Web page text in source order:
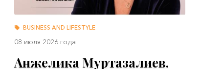
BUSINESS AND LIFESTYLE
08 июля 2026 года
Анжелика Муртазалиев.